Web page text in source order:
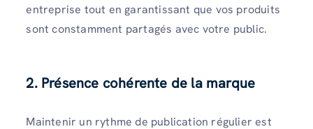
entreprise tout en garantissant que vos produits
sont constamment partagés avec votre public.
2. Présence cohérente de la marque
Maintenir un rythme de publication régulier est